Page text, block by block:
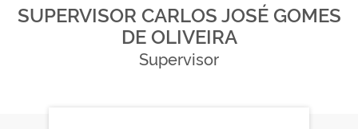
SUPERVISOR CARLOS JOSÉ GOMES
DE OLIVEIRA
Supervisor